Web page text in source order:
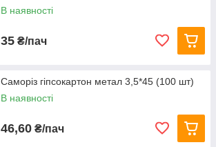
В наявності
35 ₴/пач
Саморіз гіпсокартон метал 3,5*45 (100 шт)
В наявності
46,60 ₴/пач